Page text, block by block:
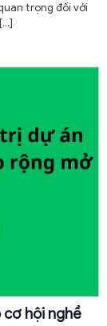
trọng đối với
[…]
cơ hội nghề